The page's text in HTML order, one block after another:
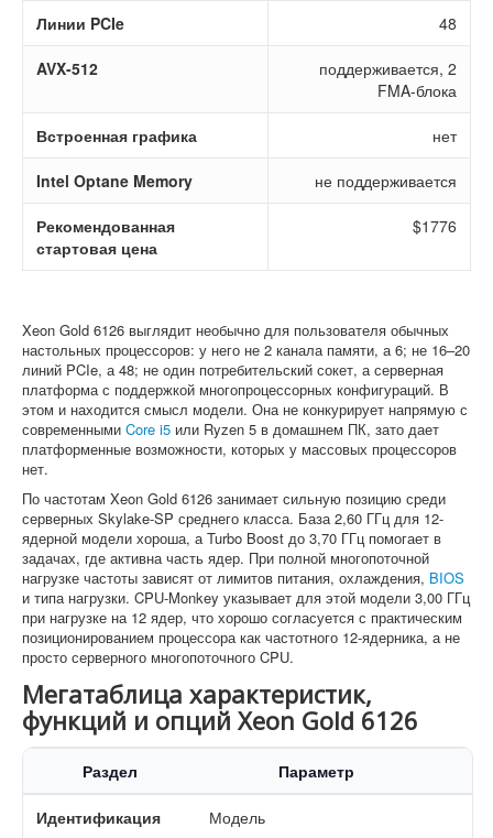
Линии PCIe 48
AVX-512
поддерживается, 2
FMA-блока
Встроенная графика нет
Intel Optane Memory не поддерживается
Рекомендованная
стартовая цена
$1776
Xeon Gold 6126 выглядит необычно для пользователя обычных
настольных процессоров: у него не 2 канала памяти, а 6; не 16–20
линий PCIe, а 48; не один потребительский сокет, а серверная
платформа с поддержкой многопроцессорных конфигураций. В
этом и находится смысл модели. Она не конкурирует напрямую с
современными Core i5 или Ryzen 5 в домашнем ПК, зато дает
платформенные возможности, которых у массовых процессоров
нет.
По частотам Xeon Gold 6126 занимает сильную позицию среди
серверных Skylake-SP среднего класса. База 2,60 ГГц для 12-
ядерной модели хороша, а Turbo Boost до 3,70 ГГц помогает в
задачах, где активна часть ядер. При полной многопоточной
нагрузке частоты зависят от лимитов питания, охлаждения, BIOS
и типа нагрузки. CPU-Monkey указывает для этой модели 3,00 ГГц
при нагрузке на 12 ядер, что хорошо согласуется с практическим
позиционированием процессора как частотного 12-ядерника, а не
просто серверного многопоточного CPU.
Мегатаблица характеристик,
функций и опций Xeon Gold 6126
Раздел Параметр
Идентификация Модель